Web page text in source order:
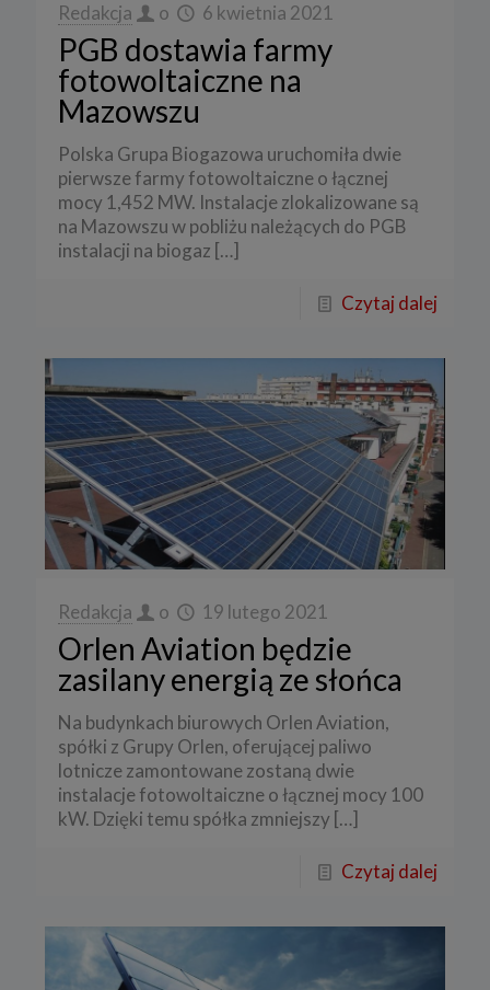
Redakcja o 6 kwietnia 2021
PGB dostawia farmy
fotowoltaiczne na
Mazowszu
Polska Grupa Biogazowa uruchomiła dwie
pierwsze farmy fotowoltaiczne o łącznej
mocy 1,452 MW. Instalacje zlokalizowane są
na Mazowszu w pobliżu należących do PGB
instalacji na biogaz […]
Czytaj dalej
Redakcja o 19 lutego 2021
Orlen Aviation będzie
zasilany energią ze słońca
Na budynkach biurowych Orlen Aviation,
spółki z Grupy Orlen, oferującej paliwo
lotnicze zamontowane zostaną dwie
instalacje fotowoltaiczne o łącznej mocy 100
kW. Dzięki temu spółka zmniejszy […]
Czytaj dalej